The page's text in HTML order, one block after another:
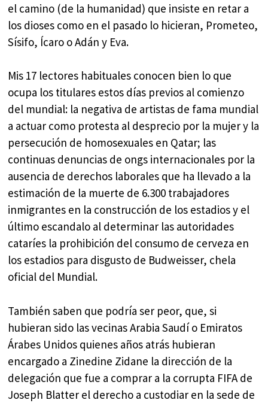
el camino (de la humanidad) que insiste en retar a
los dioses como en el pasado lo hicieran, Prometeo,
Sísifo, Ícaro o Adán y Eva.
Mis 17 lectores habituales conocen bien lo que
ocupa los titulares estos días previos al comienzo
del mundial: la negativa de artistas de fama mundial
a actuar como protesta al desprecio por la mujer y la
persecución de homosexuales en Qatar; las
continuas denuncias de ongs internacionales por la
ausencia de derechos laborales que ha llevado a la
estimación de la muerte de 6.300 trabajadores
inmigrantes en la construcción de los estadios y el
último escandalo al determinar las autoridades
cataríes la prohibición del consumo de cerveza en
los estadios para disgusto de Budweisser, chela
oficial del Mundial.
También saben que podría ser peor, que, si
hubieran sido las vecinas Arabia Saudí o Emiratos
Árabes Unidos quienes años atrás hubieran
encargado a Zinedine Zidane la dirección de la
delegación que fue a comprar a la corrupta FIFA de
Joseph Blatter el derecho a custodiar en la sede de